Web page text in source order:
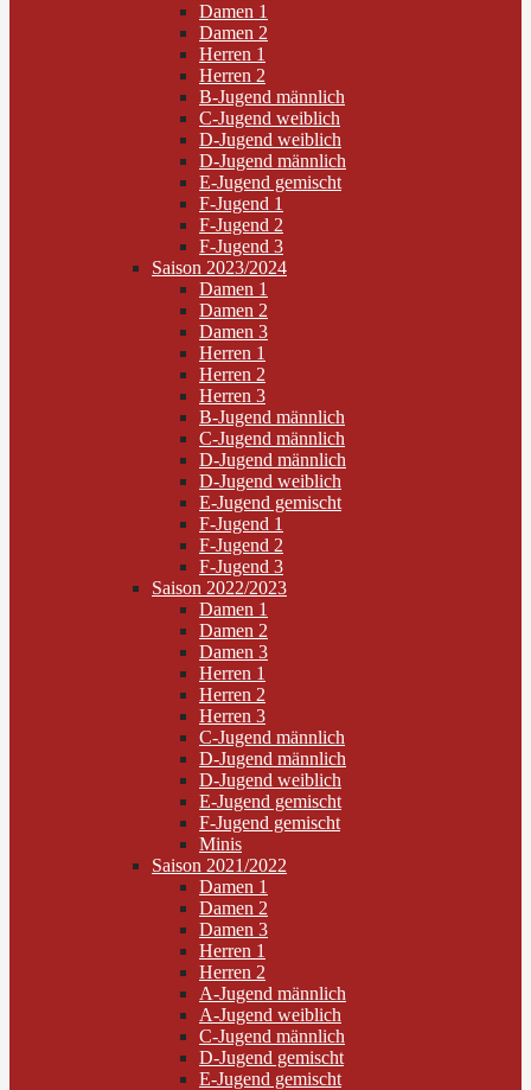
Damen 1
Damen 2
Herren 1
Herren 2
B-Jugend männlich
C-Jugend weiblich
D-Jugend weiblich
D-Jugend männlich
E-Jugend gemischt
F-Jugend 1
F-Jugend 2
F-Jugend 3
Saison 2023/2024
Damen 1
Damen 2
Damen 3
Herren 1
Herren 2
Herren 3
B-Jugend männlich
C-Jugend männlich
D-Jugend männlich
D-Jugend weiblich
E-Jugend gemischt
F-Jugend 1
F-Jugend 2
F-Jugend 3
Saison 2022/2023
Damen 1
Damen 2
Damen 3
Herren 1
Herren 2
Herren 3
C-Jugend männlich
D-Jugend männlich
D-Jugend weiblich
E-Jugend gemischt
F-Jugend gemischt
Minis
Saison 2021/2022
Damen 1
Damen 2
Damen 3
Herren 1
Herren 2
A-Jugend männlich
A-Jugend weiblich
C-Jugend männlich
D-Jugend gemischt
E-Jugend gemischt